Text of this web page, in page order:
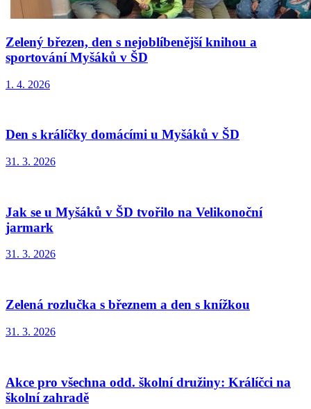
Zelený březen, den s nejoblíbenější knihou a
sportování Myšáků v ŠD
1. 4. 2026
Den s králíčky domácími u Myšáků v ŠD
31. 3. 2026
Jak se u Myšáků v ŠD tvořilo na Velikonoční
jarmark
31. 3. 2026
Zelená rozlučka s březnem a den s knížkou
31. 3. 2026
Akce pro všechna odd. školní družiny: Králíčci na
školní zahradě